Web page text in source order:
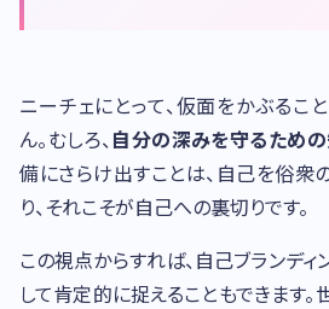
ニーチェにとって、仮面をかぶるこ
ん。むしろ、自分の深みを守るため
備にさらけ出すことは、自己を俗衆
り、それこそが自己への裏切りです。
この視点からすれば、自己ブランディ
して肯定的に捉えることもできます